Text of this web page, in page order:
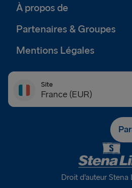
À propos de
Partenaires & Groupes
Mentions Légales
Site
France (EUR)
Droit d’auteur